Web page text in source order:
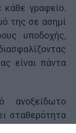
γραφείο.
της σε ασημί
υποδοχής,
είναι πάντα
ανοξείδωτο
σταθερότητα